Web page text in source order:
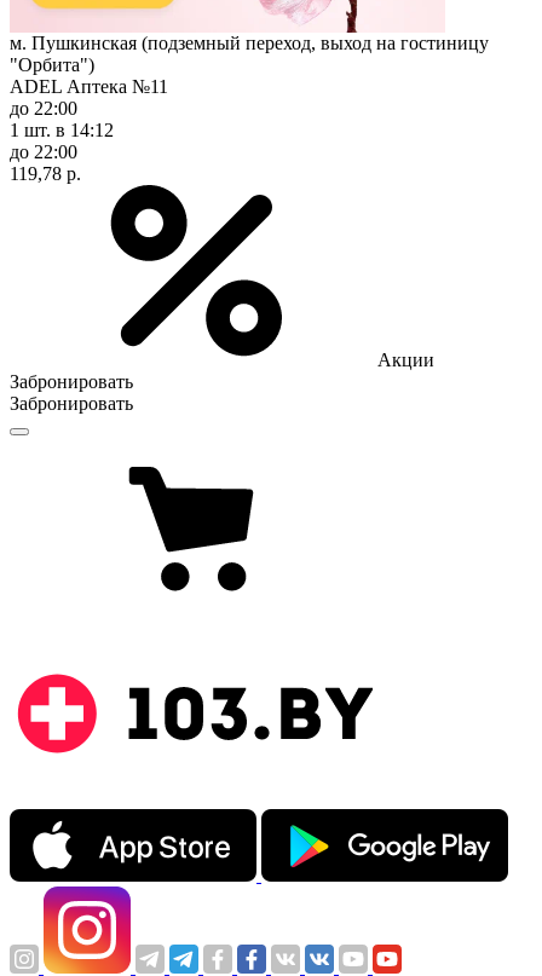
м. Пушкинская (подземный переход, выход на гостиницу
"Орбита")
ADEL Аптека №11
до 22:00
1 шт. в 14:12
до 22:00
119,78 р.
Акции
Забронировать
Забронировать